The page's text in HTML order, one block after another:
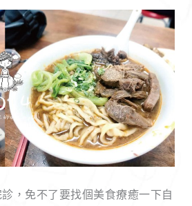
，免不了要找個美食療癒一下自